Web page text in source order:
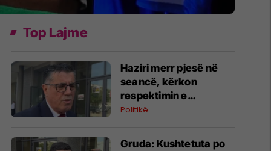
Top Lajme
​Haziri merr pjesë në
seancë, kërkon
respektimin e
Kushtetutës
Politikë
Gruda: Kushtetuta po